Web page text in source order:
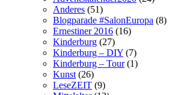
Anderes (51)
Blogparade #SalonEuropa (8)
Ernestiner 2016 (16)
Kinderburg (27)
Kinderburg – DIY (7)
Kinderburg – Tour(1)
Kunst (26)
LeseZEIT (9)